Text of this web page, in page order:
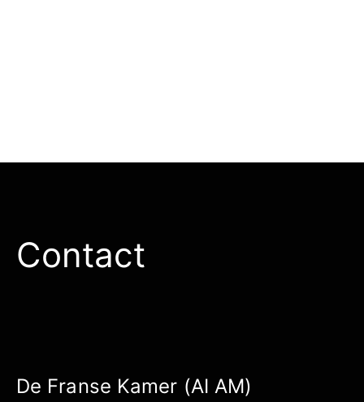
Contact
De Franse Kamer (AI AM)